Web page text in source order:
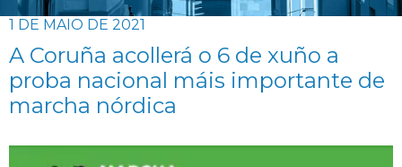
1 DE MAIO DE 2021
A Coruña acollerá o 6 de xuño a
proba nacional máis importante de
marcha nórdica